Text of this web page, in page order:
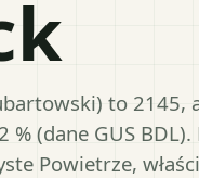
to 2145,
(dane GUS
Powietrze,